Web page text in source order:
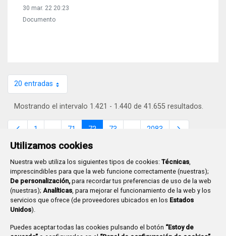
Utilizamos cookies
Nuestra web utiliza los siguientes tipos de cookies: Técnicas,
imprescindibles para que la web funcione correctamente (nuestras);
De personalización, para recordar tus preferencias de uso de la web
(nuestras); Analíticas, para mejorar el funcionamiento de la web y los
servicios que ofrece (de proveedores ubicados en los Estados
Unidos).
Puedes aceptar todas las cookies pulsando el botón “Estoy de
30 mar. 22 20:23
Documento
20 entradasPor página
Mostrando el intervalo 1.421 - 1.440 de 41.655 resultados.
1 71 72 73 2083
Plaza Mayor 1- 09071BURGOS
947 288 800 CIF:P-0906100-C
CONTACTO | AVISOS, QUEJAS Y SUGERENCIAS